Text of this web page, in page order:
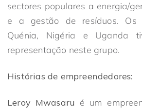
sectores populares a energia/
e a gestão de resíduos. Os
Quénia, Nigéria e Uganda
representação neste grupo.
Histórias de empreendedores:
Leroy Mwasaru é um